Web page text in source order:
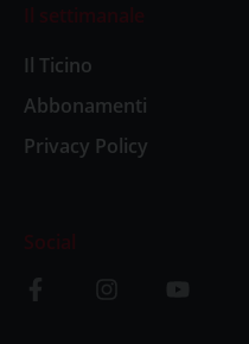
Il settimanale
Il Ticino
Abbonamenti
Privacy Policy
Social